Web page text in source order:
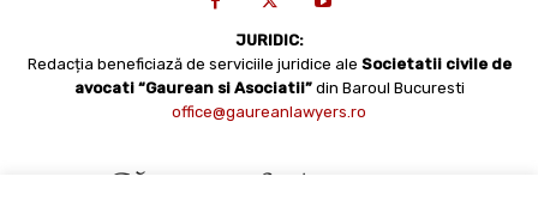
JURIDIC:
Redacția beneficiază de serviciile juridice ale Societatii civile de
avocati “Gaurean si Asociatii” din Baroul Bucuresti
office@gaureanlawyers.ro